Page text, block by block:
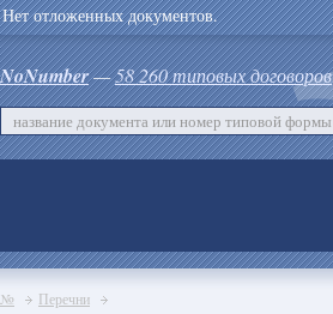
Нет отложенных документов.
NoNumber—58 260 типовых договоров
№ Перечни